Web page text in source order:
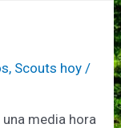
, Scouts hoy /
media hora